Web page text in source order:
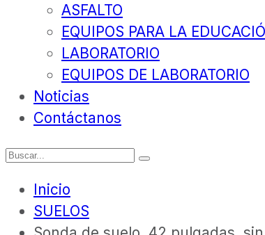
ASFALTO
EQUIPOS PARA LA
LABORATORIO
EQUIPOS DE LABORATORIO
Noticias
Contáctanos
Inicio
SUELOS